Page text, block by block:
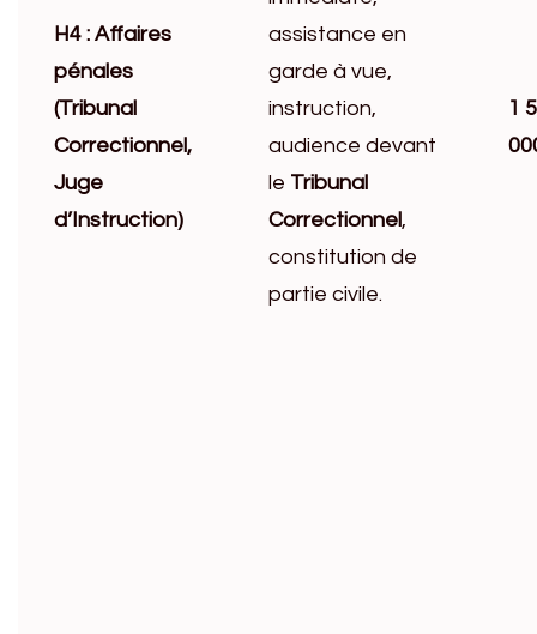
H4 : Affaires
pénales
(Tribunal
Correctionnel,
Juge
d’Instruction)
assistance en
garde à vue,
instruction,
audience devant
le Tribunal
Correctionnel,
constitution de
partie civile.
1